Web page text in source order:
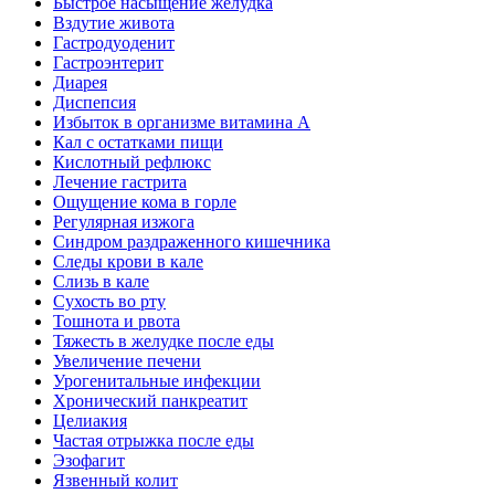
Вздутие живота
Гастродуоденит
Гастроэнтерит
Диарея
Диспепсия
Избыток в организме витамина А
Кал с остатками пищи
Кислотный рефлюкс
Лечение гастрита
Ощущение кома в горле
Регулярная изжога
Синдром раздраженного кишечника
Следы крови в кале
Слизь в кале
Сухость во рту
Тошнота и рвота
Тяжесть в желудке после еды
Увеличение печени
Урогенитальные инфекции
Хронический панкреатит
Целиакия
Частая отрыжка после еды
Эзофагит
Язвенный колит